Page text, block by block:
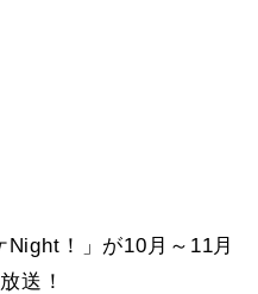
！」が10月～11月
送！